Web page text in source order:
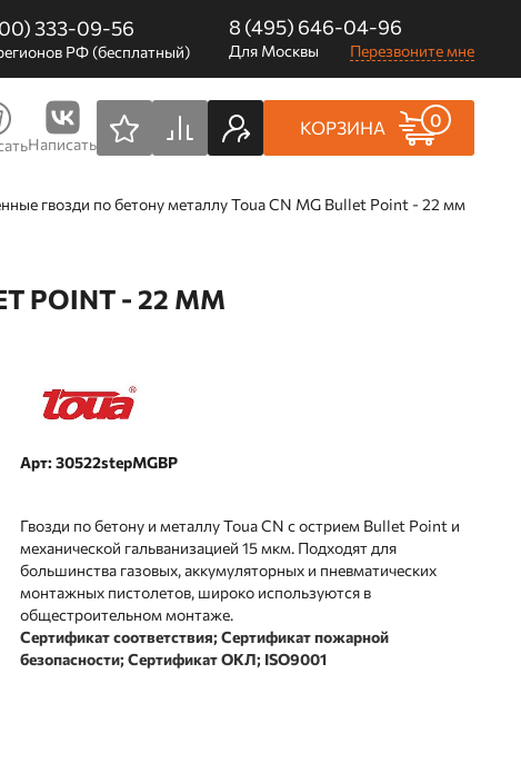
333-09-56
РФ (бесплатный)
8 (495) 646-04-96
Для Москвы Перезвоните мне
Написать
КОРЗИНА 0
гвозди по бетону металлу Toua CN MG Bullet Point - 22 мм
POINT - 22 ММ
Арт: 30522stepMGBP
Гвозди по бетону и металлу Toua CN с острием Bullet Point и
механической гальванизацией 15 мкм. Подходят для
большинства газовых, аккумуляторных и пневматических
монтажных пистолетов, широко используются в
общестроительном монтаже.
Сертификат соответствия; Сертификат пожарной
безопасности; Сертификат ОКЛ; ISO9001